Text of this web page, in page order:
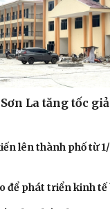
La tăng tốc
lên thành phố từ
để phát triển kinh tế